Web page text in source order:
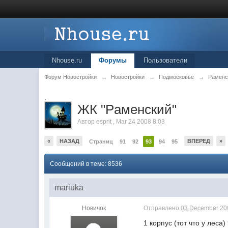
Nhouse.ru Форумы Пользователи
Форум Новостройки → Новостройки → Подмосковье →
.
ЖК "Рaменский"
Авторesprit , Mar 24 2008 8:03
« НАЗАД Страниц 91 92 93 94 95 ВПЕРЕД »
Сообщений в теме: 8536
mariuka
Новичок Отправлено03 December
1 корпус (тот что у